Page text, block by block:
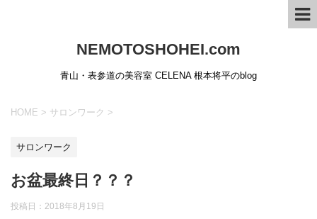
NEMOTOSHOHEI.com
青山・表参道の美容室 CELENA 根本将平のblog
HOME > サロンワーク >
サロンワーク
お盆最終日？？？
投稿日： 2018年8月19日